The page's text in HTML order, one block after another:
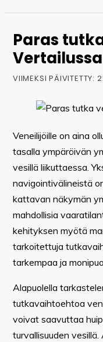
Paras
VIIMEKSI PÄIVITETTY:
Veneilijöille on aina
tasalla ympäröivän
vesillä liikuttaessa.
navigointivälineistä
kattavan näkymän
mahdollisia
kehityksen myötä
tarkoitettuja
tarkempaa ja
Alapuolella
tutkavaihtoehtoa
voivat saavuttaa
turvallisuuden